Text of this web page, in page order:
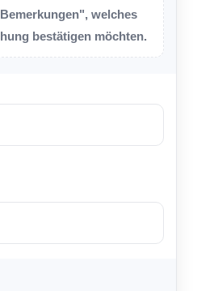
welches
bestätigen möchten.